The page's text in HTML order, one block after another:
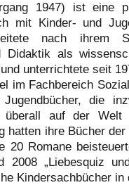
1947) ist eine
mit Kinder- und
nach ihrem
Didaktik als
unterrichtete seit
im Fachbereich
Jugendbücher, die
überall auf der Welt
hatten ihre Bücher
20 Romane
2008 „Liebesquiz
Kindersachbücher in